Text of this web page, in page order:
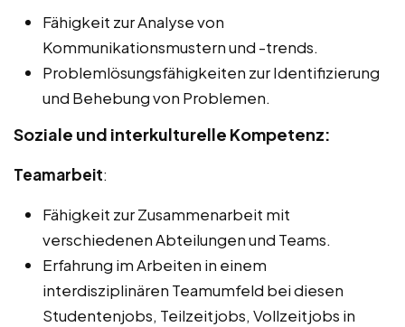
Fähigkeit zur Analyse von
Kommunikationsmustern und -trends.
Problemlösungsfähigkeiten zur Identifizierung
und Behebung von Problemen.
Soziale und interkulturelle Kompetenz:
Teamarbeit:
Fähigkeit zur Zusammenarbeit mit
verschiedenen Abteilungen und Teams.
Erfahrung im Arbeiten in einem
interdisziplinären Teamumfeld bei diesen
Studentenjobs, Teilzeitjobs, Vollzeitjobs in